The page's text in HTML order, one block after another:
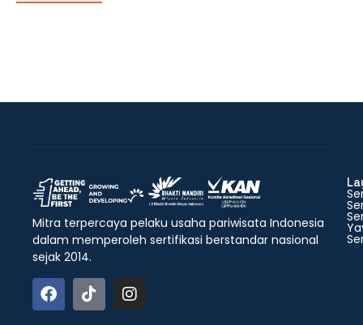
Mitra terpercaya pelaku usaha pariwisata Indonesia
dalam memperoleh sertifikasi berstandar nasional
sejak 2014.